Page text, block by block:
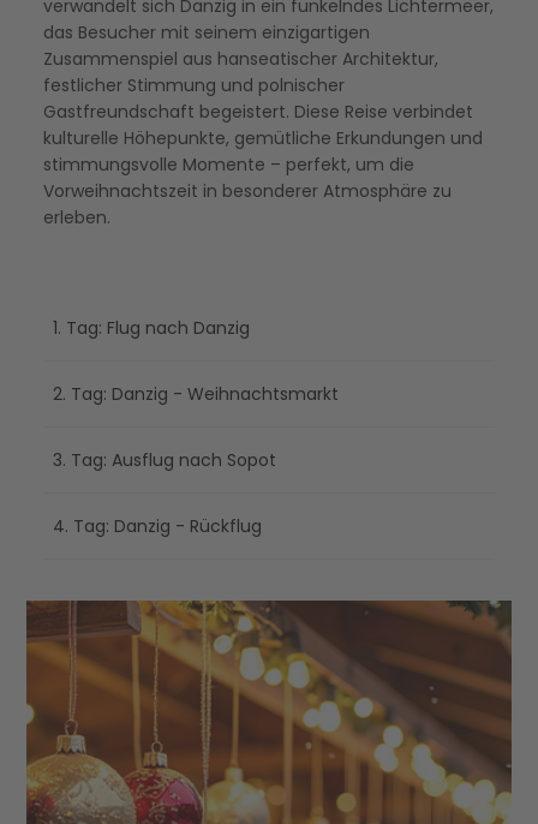
verwandelt sich Danzig in ein funkelndes Lichtermeer,
das Besucher mit seinem einzigartigen
Zusammenspiel aus hanseatischer Architektur,
festlicher Stimmung und polnischer
Gastfreundschaft begeistert. Diese Reise verbindet
kulturelle Höhepunkte, gemütliche Erkundungen und
stimmungsvolle Momente – perfekt, um die
Vorweihnachtszeit in besonderer Atmosphäre zu
erleben.
1. Tag: Flug nach Danzig
2. Tag: Danzig - Weihnachtsmarkt
3. Tag: Ausflug nach Sopot
4. Tag: Danzig - Rückflug